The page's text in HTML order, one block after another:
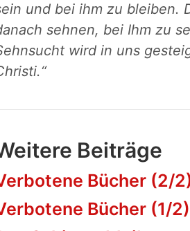
und bei ihm zu bleiben.
sehnen, bei Ihm zu
wird in uns
Beiträge
Bücher (2/
Bücher (1/2)